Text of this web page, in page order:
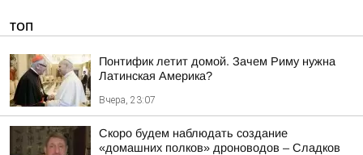
ТОП
Понтифик летит домой. Зачем Риму нужна
Латинская Америка?
Вчера, 23:07
Скоро будем наблюдать создание
«домашних полков» дроноводов – Сладков